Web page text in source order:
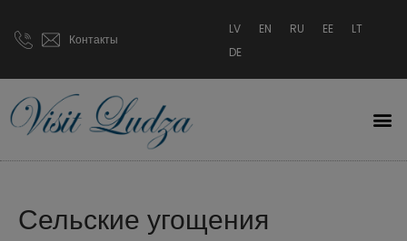
Контакты
LV EN RU EE
LT
DE
Сельские угощения